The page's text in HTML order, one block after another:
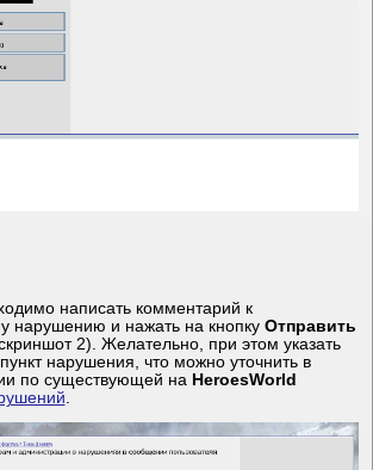
написать комментарий к
нарушению и нажать на кнопку Отправить
2). Желательно, при этом указать
нарушения, что можно уточнить в
по существующей на HeroesWorld